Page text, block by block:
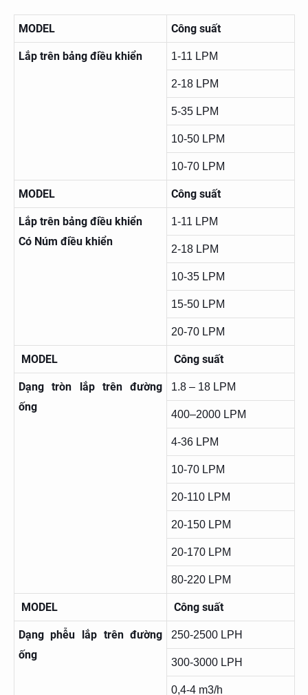
MODEL Công suất
Lắp trên bảng điều khiển 1-11 LPM
2-18 LPM
5-35 LPM
10-50 LPM
10-70 LPM
MODEL Công suất
Lắp trên bảng điều khiển
Có Núm điều khiển
1-11 LPM
2-18 LPM
10-35 LPM
15-50 LPM
20-70 LPM
MODEL Công suất
Dạng tròn lắp trên đường
ống
1.8 – 18 LPM
400–2000 LPM
4-36 LPM
10-70 LPM
20-110 LPM
20-150 LPM
20-170 LPM
80-220 LPM
MODEL Công suất
Dạng phễu lắp trên đường
ống
250-2500 LPH
300-3000 LPH
0,4-4 m3/h